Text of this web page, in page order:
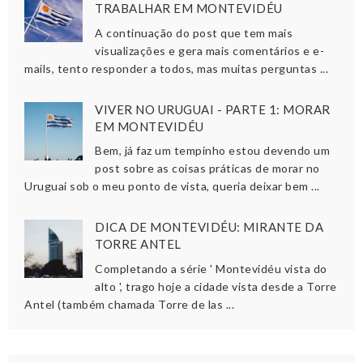
TRABALHAR EM MONTEVIDÉU
A continuação do post que tem mais
visualizações e gera mais comentários e e-
mails, tento responder a todos, mas muitas perguntas ...
VIVER NO URUGUAI - PARTE 1: MORAR
EM MONTEVIDÉU
Bem, já faz um tempinho estou devendo um
post sobre as coisas práticas de morar no
Uruguai sob o meu ponto de vista, queria deixar bem ...
DICA DE MONTEVIDÉU: MIRANTE DA
TORRE ANTEL
Completando a série ' Montevidéu vista do
alto ', trago hoje a cidade vista desde a Torre
Antel (também chamada Torre de las ...